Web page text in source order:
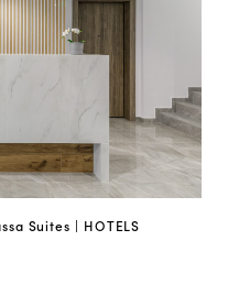
Suites | HOTELS